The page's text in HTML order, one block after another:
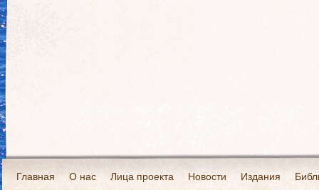
Главная О нас Лица проекта Новости Издания